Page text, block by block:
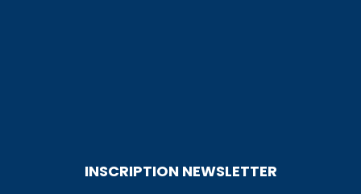
INSCRIPTION NEWSLETTER